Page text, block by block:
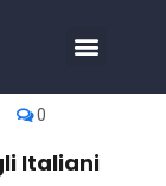
0
Italiani